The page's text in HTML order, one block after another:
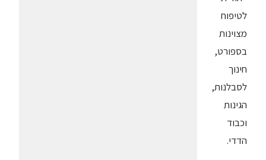
לטיפוח
מצוינות
בספורט,
חינוך
לסבלנות,
הגינות
וכבוד
הדדי.